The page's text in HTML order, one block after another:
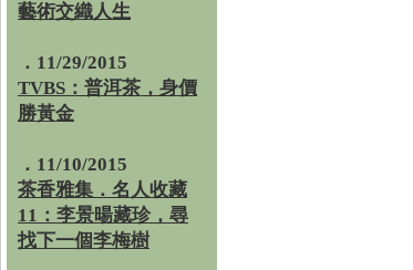
藝術交織人生
．11/29/2015
TVBS：普洱茶，身價
勝黃金
．11/10/2015
茶香雅集．名人收藏
11：李景暘藏珍，尋
找下一個李梅樹